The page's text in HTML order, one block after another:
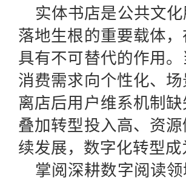
实体书店是公共文
落地生根的重要载体
具有不可替代的作用
消费需求向个性化、
离店后用户维系机制
叠加转型投入高、资
续发展，数字化转型
掌阅深耕数字阅读